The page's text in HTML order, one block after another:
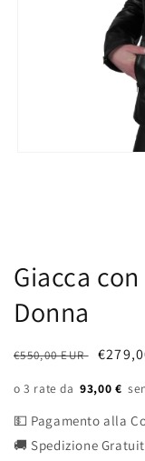
Giacca
Donna
Prezzo
listino
€550,00 EUR
Prezzo
93,00 €
💵 Pagamento alla
🚚 Spedizione